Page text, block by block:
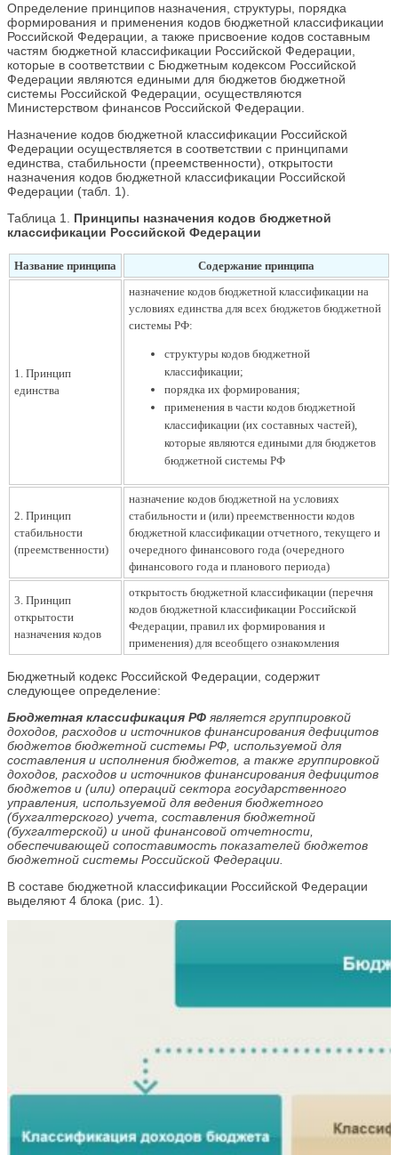
Определение принципов назначения, структуры, порядка
формирования и применения кодов бюджетной классификации
Российской Федерации, а также присвоение кодов составным
частям бюджетной классификации Российской Федерации,
которые в соответствии с Бюджетным кодексом Российской
Федерации являются едиными для бюджетов бюджетной
системы Российской Федерации, осуществляются
Министерством финансов Российской Федерации.
Назначение кодов бюджетной классификации Российской
Федерации осуществляется в соответствии с принципами
единства, стабильности (преемственности), открытости
назначения кодов бюджетной классификации Российской
Федерации (табл. 1).
Таблица 1. Принципы назначения кодов бюджетной
классификации Российской Федерации
Название принципа Содержание принципа
1. Принцип
единства
назначение кодов бюджетной классификации на
условиях единства для всех бюджетов бюджетной
системы РФ:
структуры кодов бюджетной
классификации;
порядка их формирования;
применения в части кодов бюджетной
классификации (их составных частей),
которые являются едиными для бюджетов
бюджетной системы РФ
2. Принцип
стабильности
(преемственности)
назначение кодов бюджетной на условиях
стабильности и (или) преемственности кодов
бюджетной классификации отчетного, текущего и
очередного финансового года (очередного
финансового года и планового периода)
3. Принцип
открытости
назначения кодов
открытость бюджетной классификации (перечня
кодов бюджетной классификации Российской
Федерации, правил их формирования и
применения) для всеобщего ознакомления
Бюджетный кодекс Российской Федерации, содержит
следующее определение:
Бюджетная классификация РФ является группировкой
доходов, расходов и источников финансирования дефицитов
бюджетов бюджетной системы РФ, используемой для
составления и исполнения бюджетов, а также группировкой
доходов, расходов и источников финансирования дефицитов
бюджетов и (или) операций сектора государственного
управления, используемой для ведения бюджетного
(бухгалтерского) учета, составления бюджетной
(бухгалтерской) и иной финансовой отчетности,
обеспечивающей сопоставимость показателей бюджетов
бюджетной системы Российской Федерации.
В составе бюджетной классификации Российской Федерации
выделяют 4 блока (рис. 1).